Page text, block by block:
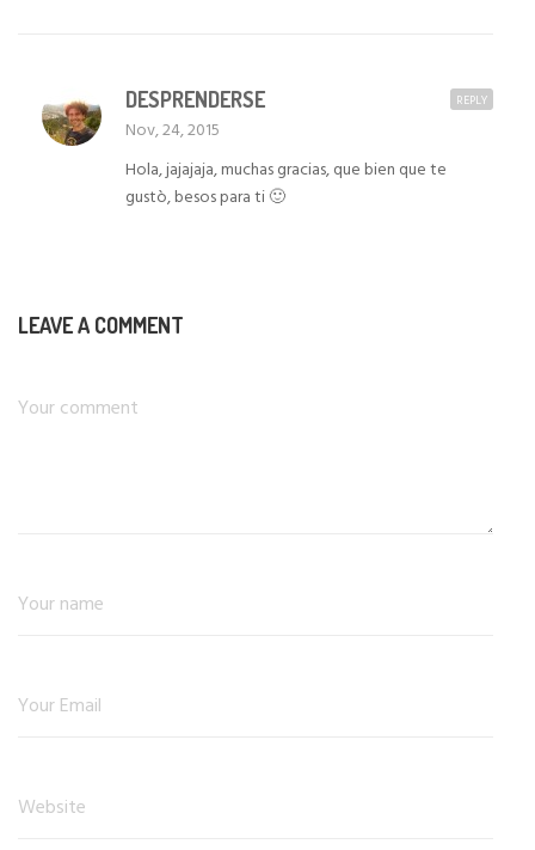
DESPRENDERSE
Nov, 24, 2015
Hola, jajajaja, muchas gracias, que bien que te
gustò, besos para ti 🙂
REPLY
LEAVE A COMMENT